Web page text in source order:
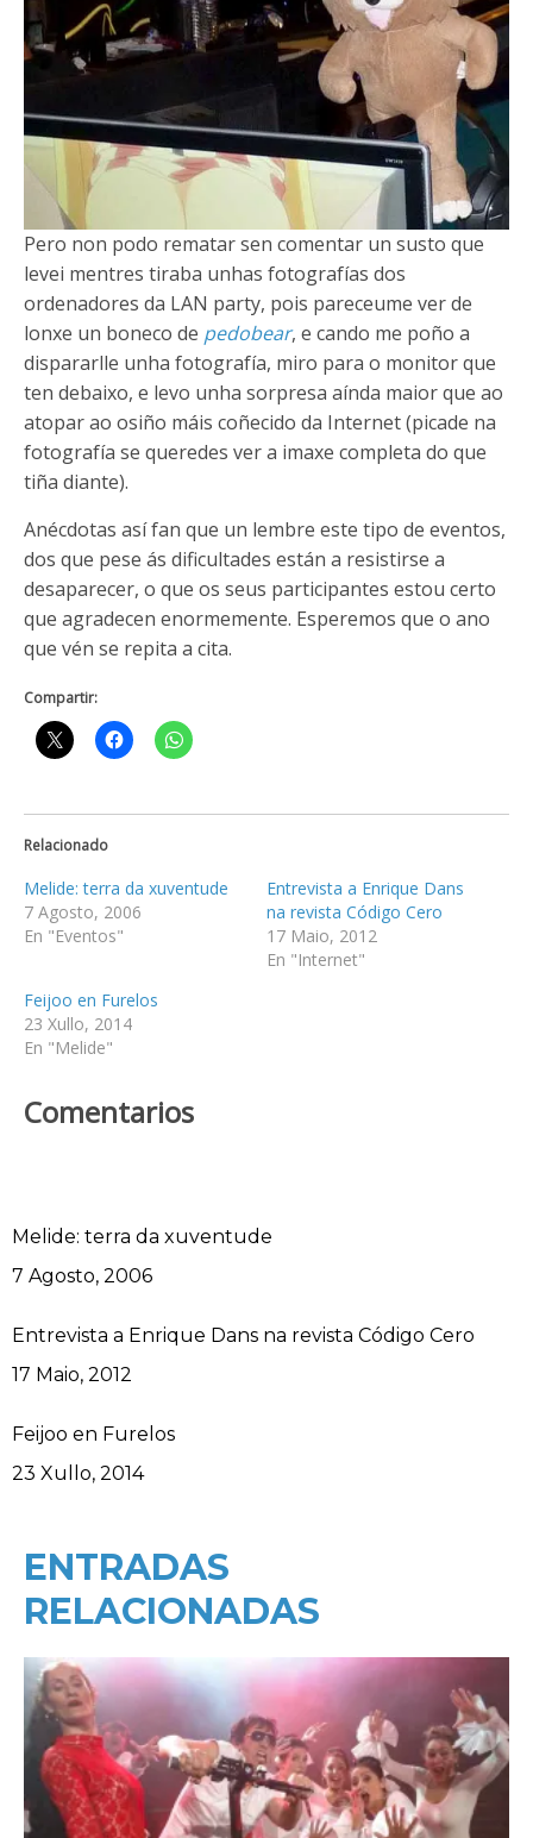
Pero non podo rematar sen comentar un susto que
levei mentres tiraba unhas fotografías dos
ordenadores da LAN party, pois pareceume ver de
lonxe un boneco de pedobear, e cando me poño a
dispararlle unha fotografía, miro para o monitor que
ten debaixo, e levo unha sorpresa aínda maior que ao
atopar ao osiño máis coñecido da Internet (picade na
fotografía se queredes ver a imaxe completa do que
tiña diante).
Anécdotas así fan que un lembre este tipo de eventos,
dos que pese ás dificultades están a resistirse a
desaparecer, o que os seus participantes estou certo
que agradecen enormemente. Esperemos que o ano
que vén se repita a cita.
Compartir:
Relacionado
Melide: terra da xuventude
7 Agosto, 2006
En "Eventos"
Entrevista a Enrique Dans
na revista Código Cero
17 Maio, 2012
En "Internet"
Feijoo en Furelos
23 Xullo, 2014
En "Melide"
Comentarios
Melide: terra da xuventude
Data
7 Agosto, 2006
Entrevista a Enrique Dans na revista Código Cero
Data
17 Maio, 2012
Feijoo en Furelos
Data
23 Xullo, 2014
ENTRADAS
RELACIONADAS